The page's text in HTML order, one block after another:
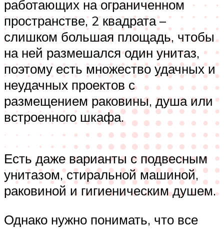
работающих на ограниченном
пространстве, 2 квадрата –
слишком большая площадь, чтобы
на ней размешался один унитаз,
поэтому есть множество удачных и
неудачных проектов с
размещением раковины, душа или
встроенного шкафа.
Есть даже варианты с подвесным
унитазом, стиральной машиной,
раковиной и гигиеническим душем.
Однако нужно понимать, что все